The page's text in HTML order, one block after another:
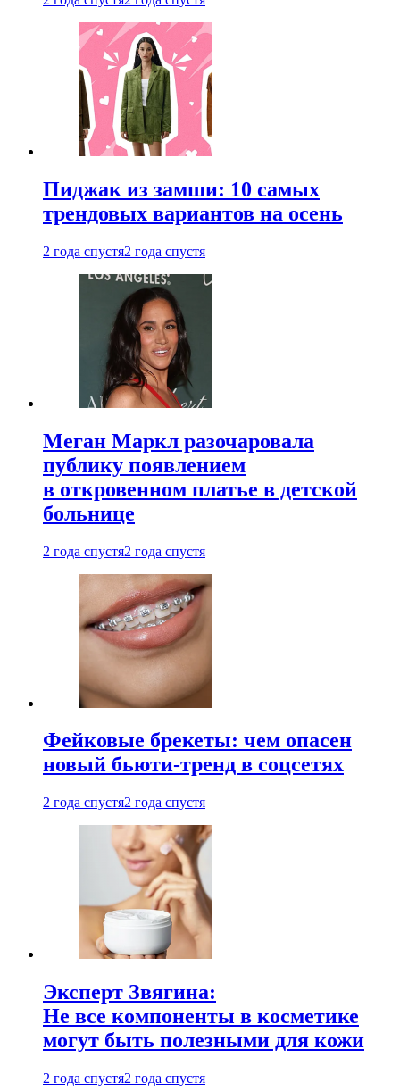
Пиджак из замши: 10 самых
трендовых вариантов на осень
2 года спустя2 года спустя
Меган Маркл разочаровала
публику появлением
в откровенном платье в детской
больнице
2 года спустя2 года спустя
Фейковые брекеты: чем опасен
новый бьюти-тренд в соцсетях
2 года спустя2 года спустя
Эксперт Звягина:
Не все компоненты в косметике
могут быть полезными для кожи
2 года спустя2 года спустя